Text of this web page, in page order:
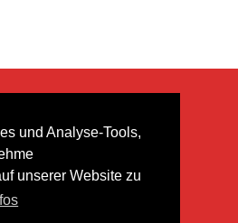
und Analyse-Tools,
unserer Website zu